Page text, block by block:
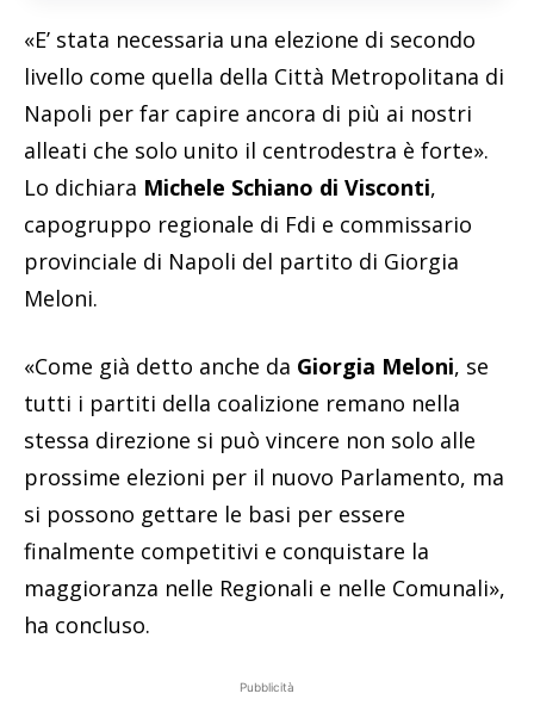
«E’ stata necessaria una elezione di secondo
livello come quella della Città Metropolitana di
Napoli per far capire ancora di più ai nostri
alleati che solo unito il centrodestra è forte».
Lo dichiara Michele Schiano di Visconti,
capogruppo regionale di Fdi e commissario
provinciale di Napoli del partito di Giorgia
Meloni.
«Come già detto anche da Giorgia Meloni, se
tutti i partiti della coalizione remano nella
stessa direzione si può vincere non solo alle
prossime elezioni per il nuovo Parlamento, ma
si possono gettare le basi per essere
finalmente competitivi e conquistare la
maggioranza nelle Regionali e nelle Comunali»,
ha concluso.
Pubblicità